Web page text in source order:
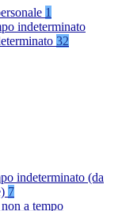
1
indeterminato
32
indeterminato (da
7
a tempo